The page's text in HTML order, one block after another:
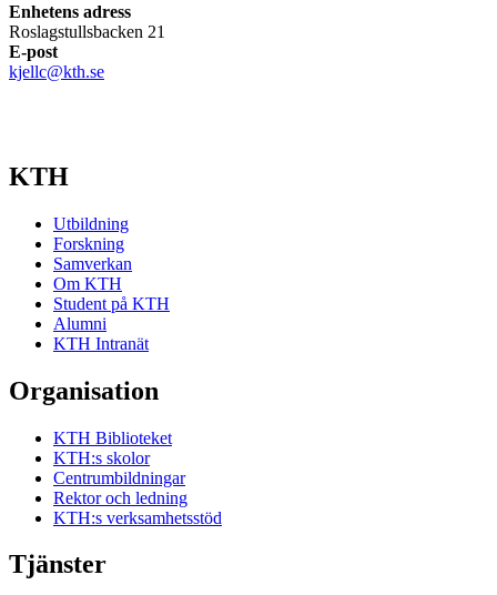
Enhetens adress
Roslagstullsbacken 21
E-post
kjellc@kth.se
KTH
Utbildning
Forskning
Samverkan
Om KTH
Student på KTH
Alumni
KTH Intranät
Organisation
KTH Biblioteket
KTH:s skolor
Centrumbildningar
Rektor och ledning
KTH:s verksamhetsstöd
Tjänster